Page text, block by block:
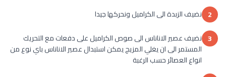
2 نضيف الزبدة الى الكراميل ونحركها جيدا
3 نضيف عصير الاناناس الى صوص الكراميل على دفعات مع التحريك
المستمر الى ان يغلي المزيج يمكن استبدال عصير الاناناس باي نوع من
انواع العصائر حسب الرغبة